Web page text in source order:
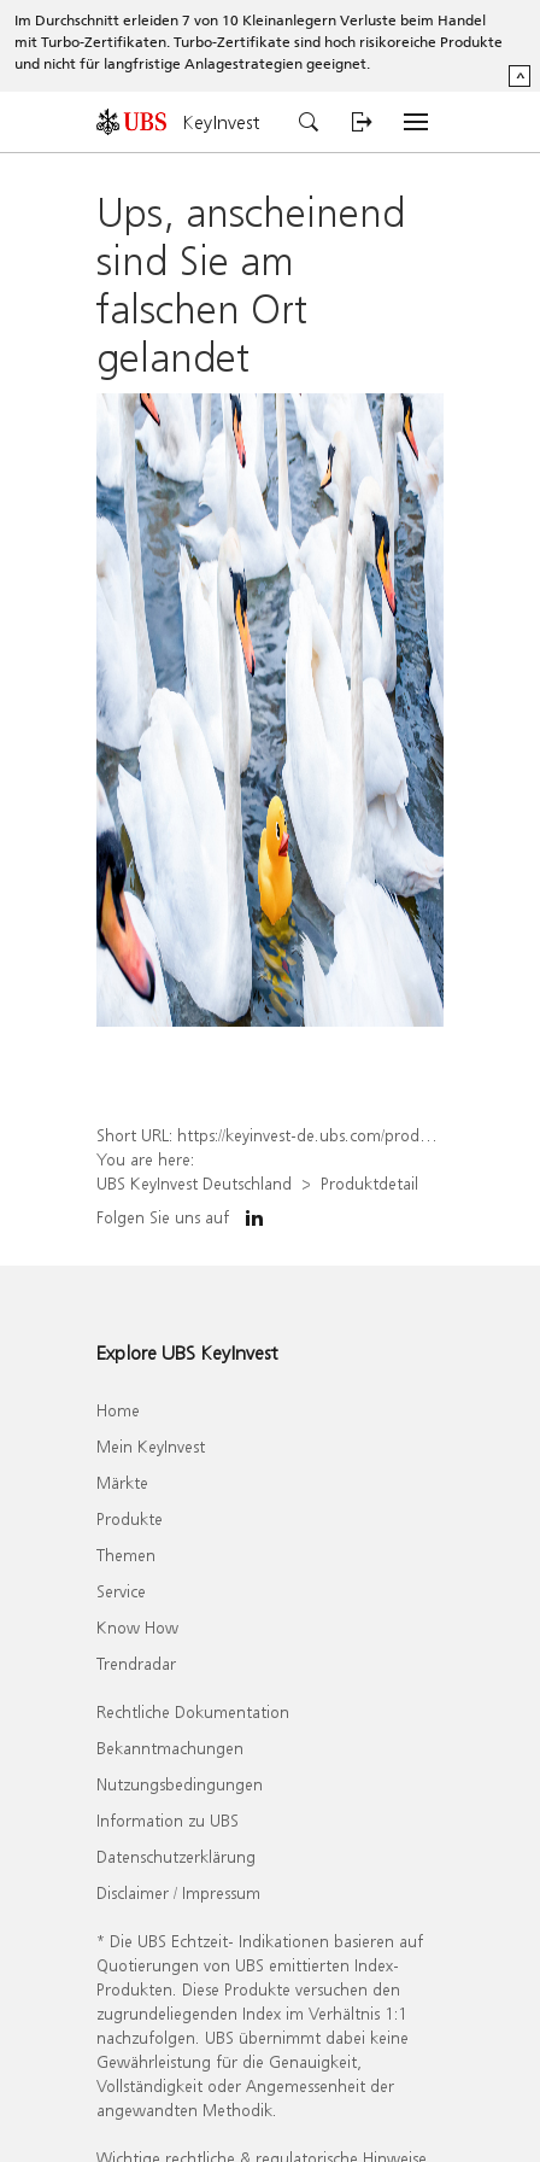
Im Durchschnitt erleiden 7 von 10 Kleinanlegern Verluste beim Handel
mit Turbo-Zertifikaten. Turbo-Zertifikate sind hoch risikoreiche Produkte
und nicht für langfristige Anlagestrategien geeignet.
^
KeyInvest
Ups, anscheinend
sind Sie am
falschen Ort
gelandet
Short URL: https://keyinvest-de.ubs.com/produkt/detail/index/isin/DE000WA7ASL5
You are here:
UBS KeyInvest Deutschland
Produktdetail
Folgen Sie uns auf
Explore UBS KeyInvest
Home
Mein KeyInvest
Märkte
Produkte
Themen
Service
Know How
Trendradar
Rechtliche Dokumentation
Bekanntmachungen
Nutzungsbedingungen
Information zu UBS
Datenschutzerklärung
Disclaimer / Impressum
* Die UBS Echtzeit- Indikationen basieren auf
Quotierungen von UBS emittierten Index-
Produkten. Diese Produkte versuchen den
zugrundeliegenden Index im Verhältnis 1:1
nachzufolgen. UBS übernimmt dabei keine
Gewährleistung für die Genauigkeit,
Vollständigkeit oder Angemessenheit der
angewandten Methodik.